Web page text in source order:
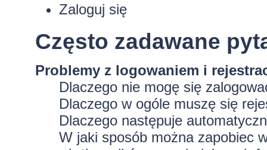
Zaloguj się
Często zadawane
Problemy z logowaniem i
Dlaczego nie mogę się
Dlaczego w ogóle muszę się
Dlaczego następuje
W jaki sposób można zapobiec